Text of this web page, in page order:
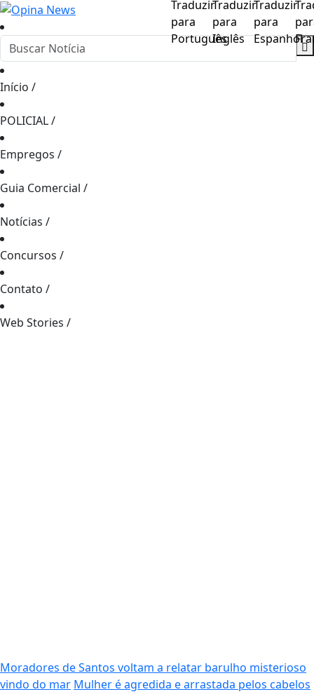
Início /
POLICIAL/
Empregos /
Guia Comercial /
Notícias /
Concursos /
Contato /
Web Stories /
Moradores de Santos voltam a relatar barulho misterioso
vindo do mar Mulher é agredida e arrastada pelos cabelos